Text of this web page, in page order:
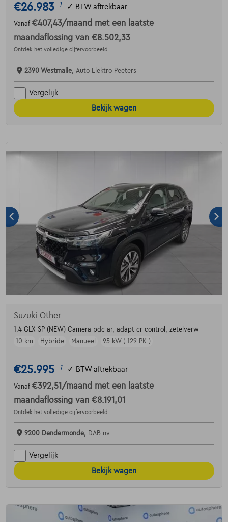
€26.983 1 ✓ BTW aftrekbaar
Vanaf €407,43/maand met een laatste
maandaflossing van €8.502,33
Ontdek het volledige cijfervoorbeeld
2390 Westmalle, Auto Elektro Peeters
Vergelijk
Bekijk wagen
Suzuki Other
1.4 GLX SP (NEW) Camera pdc ar, adapt cr control, zetelverw
10 km
Hybride Manueel 95 kW ( 129 PK )
€25.995 1 ✓ BTW aftrekbaar
Vanaf €392,51 /maand met een laatste
maandaflossing van €8.191,01
Ontdek het volledige cijfervoorbeeld
9200 Dendermonde, DAB nv
Vergelijk
Bekijk wagen